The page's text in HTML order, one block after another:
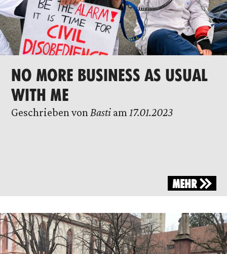
NO MORE BUSINESS AS USUAL
WITH ME
Geschrieben von Bastiam 17.01.2023
MEHR